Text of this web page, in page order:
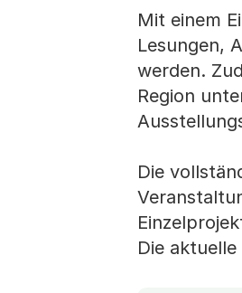
Mit einem
Lesungen,
werden.
Region
Die
Die